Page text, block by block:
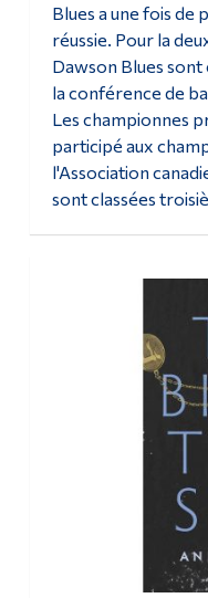
Blues a une fois de
réussie. Pour la
Dawson Blues
la conférence de
Les championnes
participé aux
l'Association
sont classées